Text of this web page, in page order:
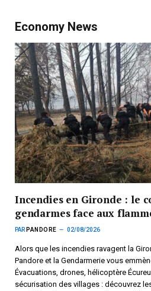
Economy News
Incendies en Gironde : le
gendarmes face aux
PAR PANDORE 02/08/2026
Alors que les incendies ravagent la
Pandore et la Gendarmerie vous
Évacuations, drones, hélicoptère
sécurisation des villages : découvrez